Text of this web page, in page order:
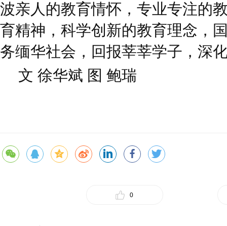
波亲人的教育情怀，专业专注的
育精神，科学创新的教育理念，
务缅华社会，回报莘莘学子，深
文 徐华斌 图 鲍瑞
0